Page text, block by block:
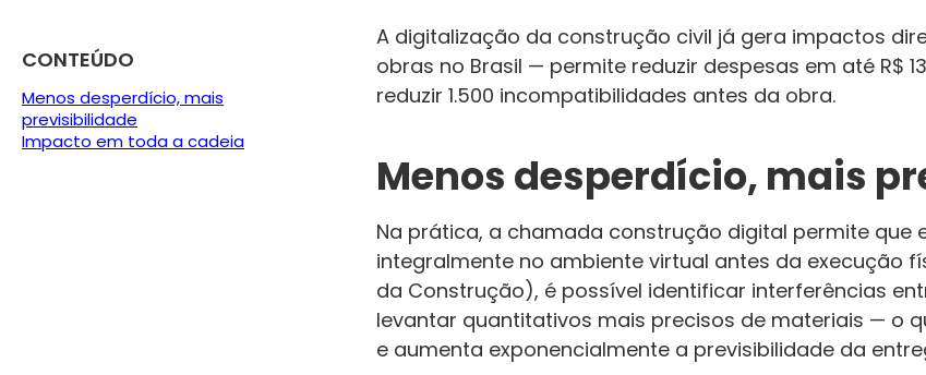
CONTEÚDO
Menos desperdício, mais
previsibilidade
Impacto em toda a cadeia
A digitalização da construção civil já gera impactos
obras no Brasil — permite reduzir despesas em até R$
reduzir 1.500 incompatibilidades antes da obra.
Menos desperdício, mais
Na prática, a chamada construção digital permite
integralmente no ambiente virtual antes da execução
da Construção), é possível identificar interferências
levantar quantitativos mais precisos de materiais — o
e aumenta exponencialmente a previsibilidade da